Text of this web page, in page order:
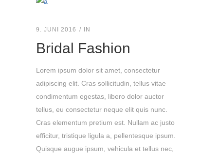
9. JUNI 2016 IN
Bridal Fashion
Lorem ipsum dolor sit amet, consectetur
adipiscing elit. Cras sollicitudin, tellus vitae
condimentum egestas, libero dolor auctor
tellus, eu consectetur neque elit quis nunc.
Cras elementum pretium est. Nullam ac justo
efficitur, tristique ligula a, pellentesque ipsum.
Quisque augue ipsum, vehicula et tellus nec,